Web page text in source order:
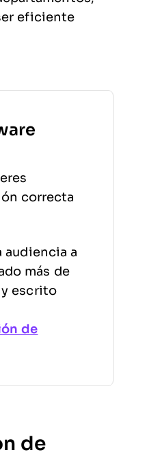
eficiente
correcta
audiencia a
más de
escrito
de
de